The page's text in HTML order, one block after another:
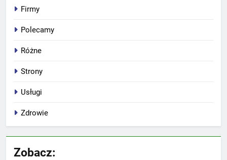
Firmy
Polecamy
Różne
Strony
Usługi
Zdrowie
Zobacz: